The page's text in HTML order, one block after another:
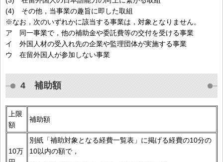
(4) その他，当事業の趣旨に即した取組
※なお，次のいずれかに該当する事業は，対象となりません。
ア 同一事業で，他の補助金や委託費等の交付を受ける事業
イ 外国人材の受入れ先の企業や監理団体が実施する事業
ウ 在留外国人が参加しない事業
4 補助額
上限
額
補助額
10万
別紙「補助対象となる経費一覧表」に掲げる経費の10分の
10以内の額で，